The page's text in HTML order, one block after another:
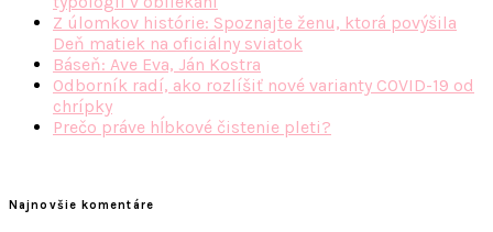
Z úlomkov histórie: Spoznajte ženu, ktorá povýšila
Deň matiek na oficiálny sviatok
Báseň: Ave Eva, Ján Kostra
Odborník radí, ako rozlíšiť nové varianty COVID-19 od
chrípky
Prečo práve hĺbkové čistenie pleti?
Najnovšie komentáre